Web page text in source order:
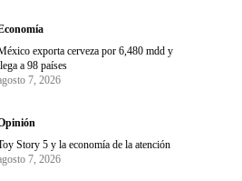
exporta cerveza por 6,480 mdd y
a 98 países
7, 2026
Story 5 y la economía de la atención
7, 2026